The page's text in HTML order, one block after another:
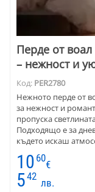
Перде от
– нежност и
Код: PER2780
Нежното перде от
за нежност и
пропуска
Подходящо е за
където искаш
общата снимка -
10 60
€
542
лв.